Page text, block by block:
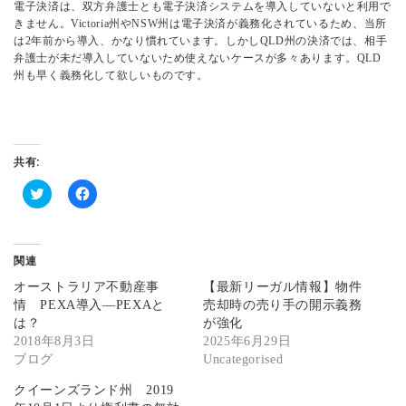
電子決済は、双方弁護士とも電子決済システムを導入していないと利用で
きません。Victoria州やNSW州は電子決済が義務化されているため、当所
は2年前から導入、かなり慣れています。しかしQLD州の決済では、相手
弁護士が未だ導入していないため使えないケースが多々あります。QLD
州も早く義務化して欲しいものです。
共有:
ク
ク
し
て
w
t
e
r
で
有
(
F
o
k
で
共
す
る
ク
リ
関連
オーストラリア不動産事
情 PEXA導入―PEXAと
は？
2018年8月3日
ブログ
【最新リーガル情報】物件
売却時の売り手の開示義務
が強化
2025年6月29日
Uncategorised
クイーンズランド州 2019